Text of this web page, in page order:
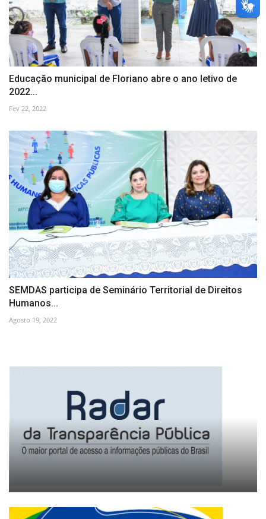
Educação municipal de Floriano abre o ano letivo de
2022...
Fev 22, 2022
SEMDAS participa de Seminário Territorial de Direitos
Humanos...
Agosto 19, 2022